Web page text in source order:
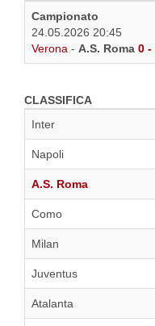
Campionato
24.05.2026 20:45
Verona - A.S. Roma 0 -
CLASSIFICA
Inter
Napoli
A.S. Roma
Como
Milan
Juventus
Atalanta